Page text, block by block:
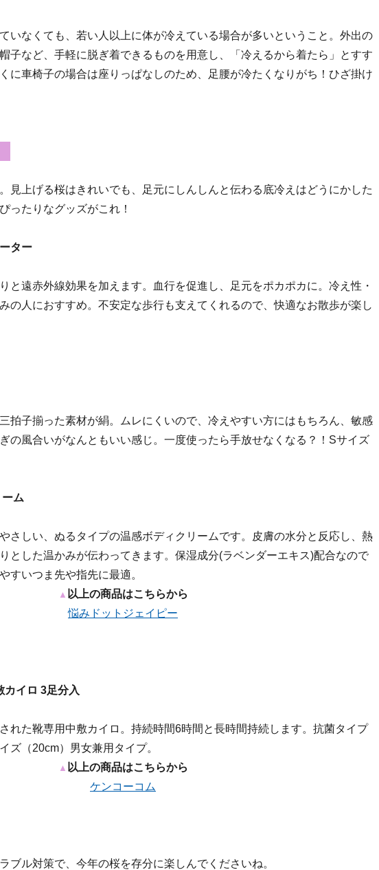
いなくても、若い人以上に体が冷えている場合が多いということ。外出の
子など、手軽に脱ぎ着できるものを用意し、「冷えるから着たら」とすす
に車椅子の場合は座りっぱなしのため、足腰が冷たくなりがち！ひざ掛け
見上げる桜はきれいでも、足元にしんしんと伝わる底冷えはどうにかした
ったりなグッズがこれ！
ター
と遠赤外線効果を加えます。血行を促進し、足元をポカポカに。冷え性・
の人におすすめ。不安定な歩行も支えてくれるので、快適なお散歩が楽し
拍子揃った素材が絹。ムレにくいので、冷えやすい方にはもちろん、敏感
の風合いがなんともいい感じ。一度使ったら手放せなくなる？！Sサイズ
ム
さしい、ぬるタイプの温感ボディクリームです。皮膚の水分と反応し、熱
とした温かみが伝わってきます。保湿成分(ラベンダーエキス)配合なので
すいつま先や指先に最適。
▲ 以上の商品はこちらから
悩みドットジェイピー
カイロ 3足分入
れた靴専用中敷カイロ。持続時間6時間と長時間持続します。抗菌タイプ
ズ（20cm）男女兼用タイプ。
▲ 以上の商品はこちらから
ケンコーコム
ブル対策で、今年の桜を存分に楽しんでくださいね。